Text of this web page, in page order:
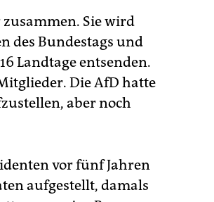
Sie wird
des Bundestags und
Landtage entsenden.
Die AfD hatte
aber noch
vor fünf Jahren
aufgestellt, damals